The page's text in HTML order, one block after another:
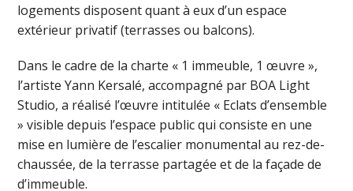
logements disposent quant à eux d’un espace
extérieur privatif (terrasses ou balcons).
Dans le cadre de la charte « 1 immeuble, 1 œuvre »,
l’artiste Yann Kersalé, accompagné par BOA Light
Studio, a réalisé l’œuvre intitulée « Eclats d’ensemble
» visible depuis l’espace public qui consiste en une
mise en lumière de l’escalier monumental au rez-de-
chaussée, de la terrasse partagée et de la façade de
d’immeuble.